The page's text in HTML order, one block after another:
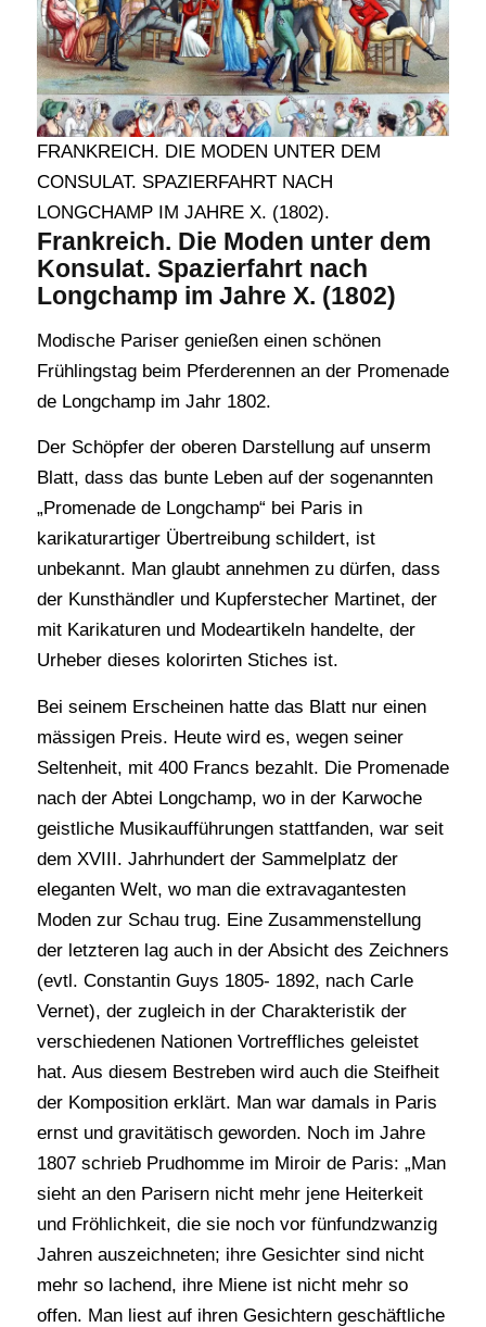
FRANKREICH. DIE MODEN UNTER DEM
CONSULAT. SPAZIERFAHRT NACH
LONGCHAMP IM JAHRE X. (1802).
Frankreich. Die Moden unter dem
Konsulat. Spazierfahrt nach
Longchamp im Jahre X. (1802)
Modische Pariser genießen einen schönen
Frühlingstag beim Pferderennen an der Promenade
de Longchamp im Jahr 1802.
Der Schöpfer der oberen Darstellung auf unserm
Blatt, dass das bunte Leben auf der sogenannten
„Promenade de Longchamp“ bei Paris in
karikaturartiger Übertreibung schildert, ist
unbekannt. Man glaubt annehmen zu dürfen, dass
der Kunsthändler und Kupferstecher Martinet, der
mit Karikaturen und Modeartikeln handelte, der
Urheber dieses kolorirten Stiches ist.
Bei seinem Erscheinen hatte das Blatt nur einen
mässigen Preis. Heute wird es, wegen seiner
Seltenheit, mit 400 Francs bezahlt. Die Promenade
nach der Abtei Longchamp, wo in der Karwoche
geistliche Musikaufführungen stattfanden, war seit
dem XVIII. Jahrhundert der Sammelplatz der
eleganten Welt, wo man die extravagantesten
Moden zur Schau trug. Eine Zusammenstellung
der letzteren lag auch in der Absicht des Zeichners
(evtl. Constantin Guys 1805- 1892, nach Carle
Vernet), der zugleich in der Charakteristik der
verschiedenen Nationen Vortreffliches geleistet
hat. Aus diesem Bestreben wird auch die Steifheit
der Komposition erklärt. Man war damals in Paris
ernst und gravitätisch geworden. Noch im Jahre
1807 schrieb Prudhomme im Miroir de Paris: „Man
sieht an den Parisern nicht mehr jene Heiterkeit
und Fröhlichkeit, die sie noch vor fünfundzwanzig
Jahren auszeichneten; ihre Gesichter sind nicht
mehr so lachend, ihre Miene ist nicht mehr so
offen. Man liest auf ihren Gesichtern geschäftliche